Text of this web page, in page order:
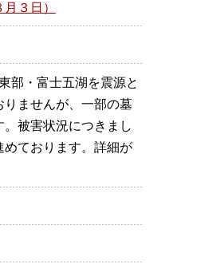
３日）
部・富士五湖を震源と
ませんが、一部の墓
被害状況につきまし
ております。詳細が